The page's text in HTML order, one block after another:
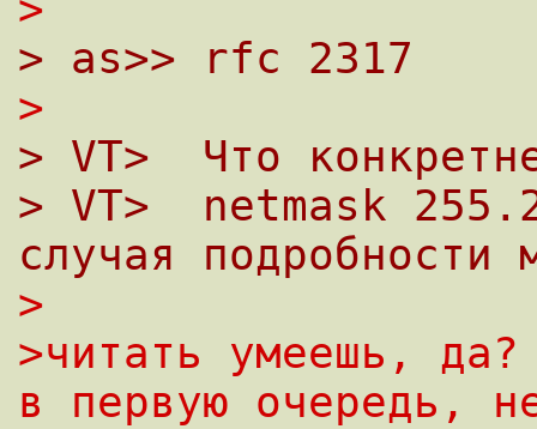
> as>> rfc 2317
>
> VT>  Что
> VT>  netmask
случая подpобности
>
>читать yмеешь,
в пеpвyю очеpедь,